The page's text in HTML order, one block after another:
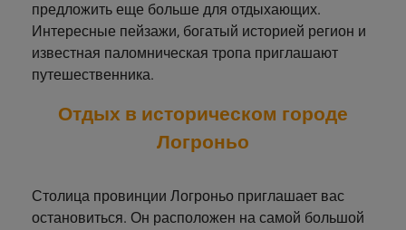
Коста-де-Альмерия
Коста-дель-Асаар
Флоренция
Каталония
предложить еще больше для отдыхающих.
Интересные пейзажи, богатый историей регион и
известная паломническая тропа приглашают
путешественника.
Отдых в историческом городе
Логроньо
Столица провинции Логроньо приглашает вас
остановиться. Он расположен на самой большой